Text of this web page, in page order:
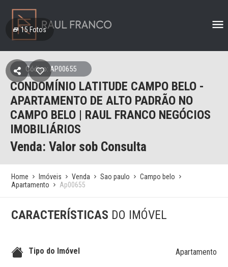
15 Fotos
Código: AP00655
CONDOMÍNIO LATITUDE CAMPO BELO -
APARTAMENTO DE ALTO PADRÃO NO
CAMPO BELO | RAUL FRANCO NEGÓCIOS
IMOBILIÁRIOS
Venda: Valor sob Consulta
Home Imóveis Venda Sao paulo
Campo belo
Apartamento
Ap00655
CARACTERÍSTICAS DO IMÓVEL
Tipo do Imóvel Apartamento